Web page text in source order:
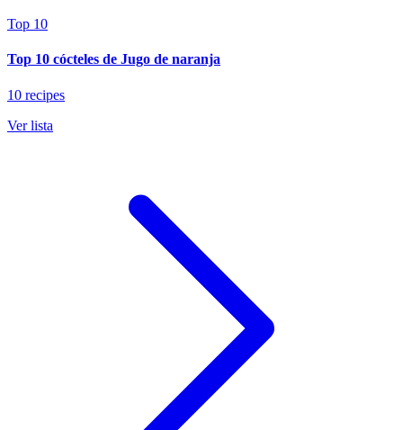
Top 10
Top 10 cócteles de Jugo de naranja
10 recipes
Ver lista